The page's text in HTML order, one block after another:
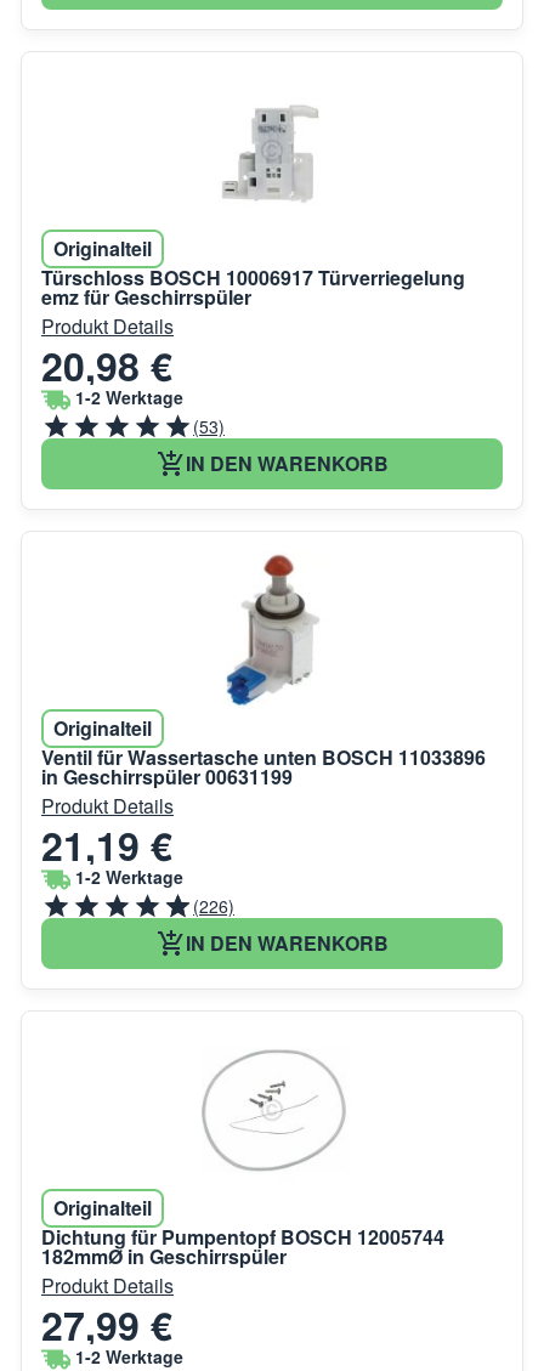
Originalteil
Türschloss BOSCH 10006917 Türverriegelung
emz für Geschirrspüler
Produkt Details
20,98 €
1-2 Werktage
(53)
IN DEN WARENKORB
Originalteil
Ventil für Wassertasche unten BOSCH 11033896
in Geschirrspüler 00631199
Produkt Details
21,19 €
1-2 Werktage
(226)
IN DEN WARENKORB
Originalteil
Dichtung für Pumpentopf BOSCH 12005744
182mmØ in Geschirrspüler
Produkt Details
27,99 €
1-2 Werktage